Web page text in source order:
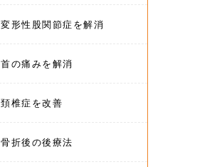
変形性股関節症を解消
首の痛みを解消
頚椎症を改善
骨折後の後療法